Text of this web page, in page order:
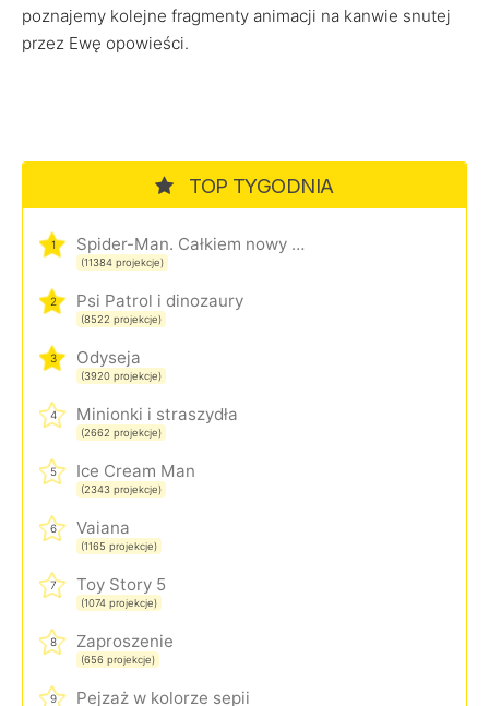
poznajemy kolejne fragmenty animacji na kanwie snutej
przez Ewę opowieści.
TOP TYGODNIA
1 Spider-Man. Całkiem nowy dzień
(11384 projekcje)
2 Psi Patrol i dinozaury
(8522 projekcje)
3 Odyseja
(3920 projekcje)
4 Minionki i straszydła
(2662 projekcje)
5 Ice Cream Man
(2343 projekcje)
6 Vaiana
(1165 projekcje)
7 Toy Story 5
(1074 projekcje)
8 Zaproszenie
(656 projekcje)
9 Pejzaż w kolorze sepii